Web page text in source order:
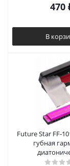
470
В
Future Star FF-
губная